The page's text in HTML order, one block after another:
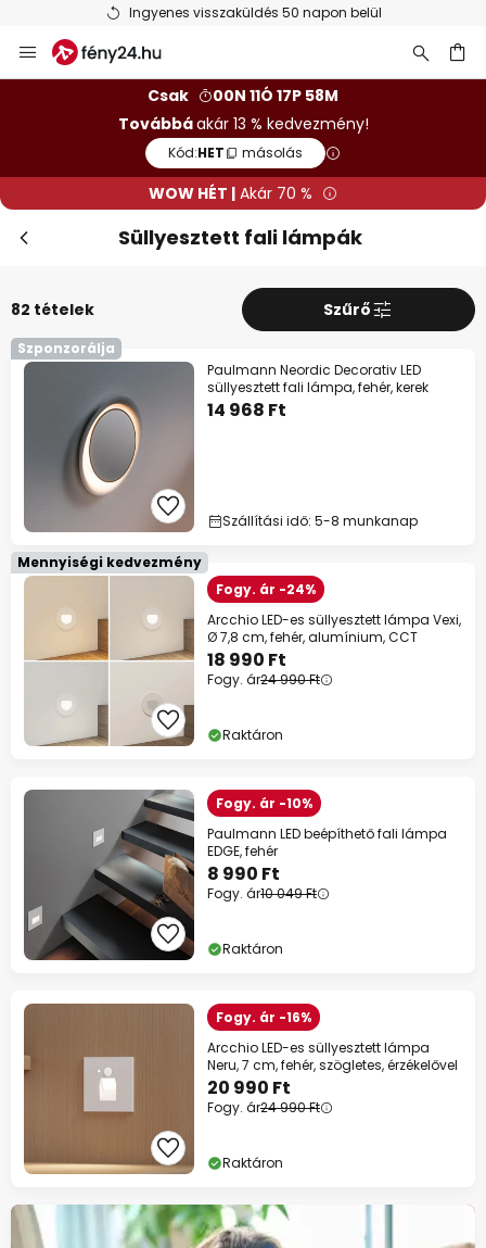
Ingyenes visszaküldés 50 napon belül
Ugrás
a
Csak
00N 11Ó 17P 56M
Továbbáakár 13 % kedvezmény!
Kód:HET másolás
WOW HÉT | Akár 70 %
Süllyesztett fali lámpák
82 tételek Szűrő
Szponzorálja
Paulmann Neordic Decorativ LED
süllyesztett fali lámpa, fehér, kerek
14 968 Ft
Szállítási idő: 5-8 munkanap
Mennyiségi kedvezmény
Fogy. ár -24%
Arcchio LED-es süllyesztett lámpa Vexi,
Ø 7,8 cm, fehér, alumínium, CCT
18 990 Ft
Fogy. ár24 990 Ft
Raktáron
Fogy. ár -10%
Paulmann LED beépíthető fali lámpa
EDGE, fehér
8 990 Ft
Fogy. ár10 049 Ft
Raktáron
Fogy. ár -16%
Arcchio LED-es süllyesztett lámpa
Neru, 7 cm, fehér, szögletes, érzékelővel
20 990 Ft
Fogy. ár24 990 Ft
Raktáron
10% 39 990 Ft felett
13%59 990 Ft felett
szinte mindenre*
Kód:HET másolás
Spórolj most
*Mentes gyartok